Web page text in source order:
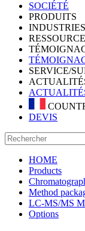
SOCIÉTÉ
PRODUITS
INDUSTRIES
SERVICE/
DEVIS
HOME
Products
Method
LC-MS/MS
Options